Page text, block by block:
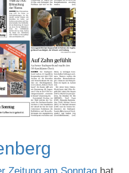
Zeitung am Sonntag hat